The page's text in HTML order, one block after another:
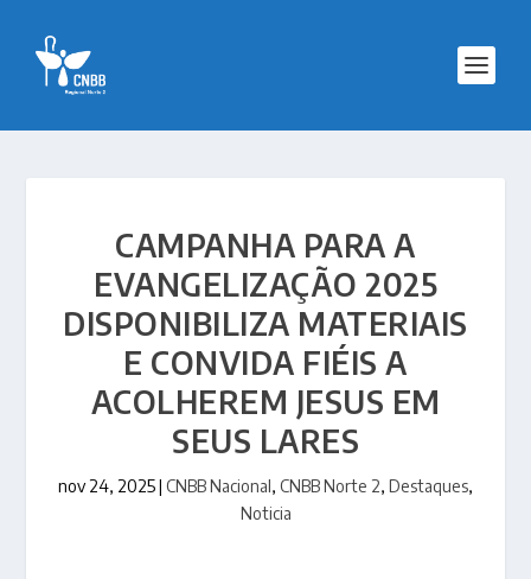
CAMPANHA PARA A
EVANGELIZAÇÃO 2025
DISPONIBILIZA MATERIAIS
E CONVIDA FIÉIS A
ACOLHEREM JESUS EM
SEUS LARES
nov 24, 2025| CNBB Nacional, CNBB Norte 2, Destaques,
Noticia